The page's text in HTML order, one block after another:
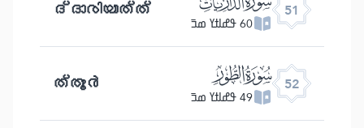
51
60 ߟߝߊߙߌ ߘߏ߫ ദ്ദാരിയാത്ത്
52 ﯡ
49 ߟߝߊߙߌ ߘߏ߫ ത്തൂർ